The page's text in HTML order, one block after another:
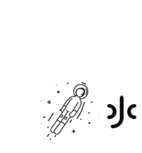
妖
视